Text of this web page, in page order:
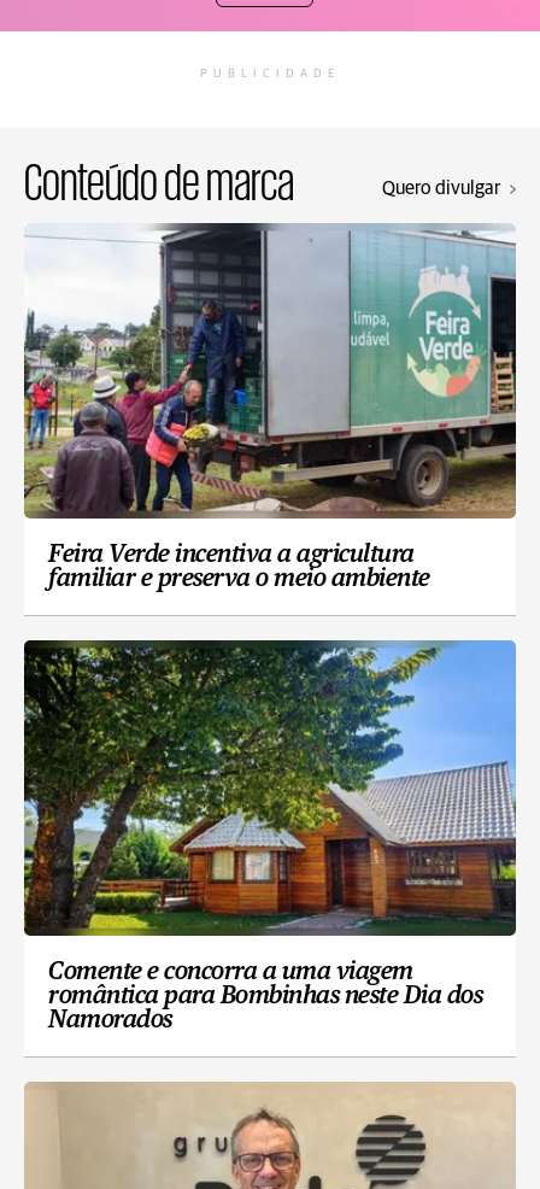
PUBLICIDADE
Conteúdo de marca Quero divulgar
Feira Verde incentiva a agricultura
familiar e preserva o meio ambiente
Comente e concorra a uma viagem
romântica para Bombinhas neste Dia dos
Namorados